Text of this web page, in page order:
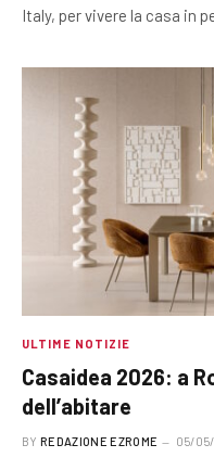
Italy, per vivere la casa in
ULTIME NOTIZIE
Casaidea 2026: a
dell’abitare
BY REDAZIONE EZROME 05/